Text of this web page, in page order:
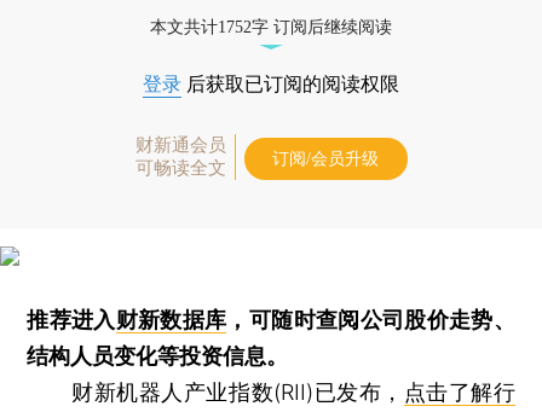
本文共计1752字 订阅后继续阅读
登录 后获取已订阅的阅读权限
财新通会员
可畅读全文
订阅/会员升级
推荐进入财新数据库 ，可随时查阅公司股价走势、
结构人员变化等投资信息。
财新机器人产业指数(RII)已发布， 点击了解行